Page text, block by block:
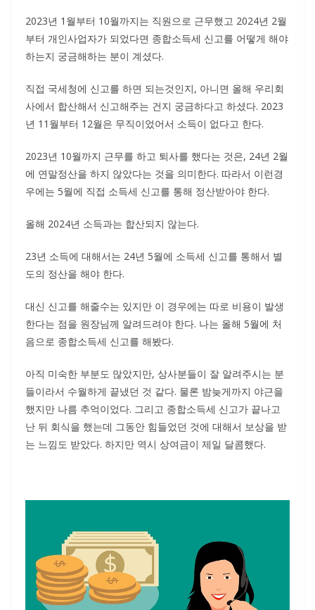
2023년 1월부터 10월까지는 직원으로 근무했고 2024년 2월
부터 개인사업자가 되었다면 종합소득세 신고를 어떻게 해야
하는지 궁금해하는 분이 계셨다.
직접 국세청에 신고를 하면 되는것인지, 아니면 올해 우리회
사에서 합산해서 신고해주는 건지 궁금하다고 하셨다. 2023
년 11월부터 12월은 무직이었어서 소득이 없다고 한다.
2023년 10월까지 근무를 하고 퇴사를 했다는 것은, 24년 2월
에 연말정산을 하지 않았다는 것을 의미한다. 따라서 이런경
우에는 5월에 직접 소득세 신고를 통해 정산받아야 한다.
올해 2024년 소득과는 합산되지 않는다.
23년 소득에 대해서는 24년 5월에 소득세 신고를 통해서 별
도의 정산을 해야 한다.
대신 신고를 해줄수는 있지만 이 경우에는 따로 비용이 발생
한다는 점을 원장님께 알려드려야 한다. 나는 올해 5월에 처
음으로 종합소득세 신고를 해봤다.
아직 미숙한 부분도 많았지만, 상사분들이 잘 알려주시는 분
들이라서 수월하게 끝냈던 것 같다. 물론 밤늦게까지 야근을
했지만 나름 추억이었다. 그리고 종합소득세 신고가 끝나고
난 뒤 회식을 했는데 그동안 힘들었던 것에 대해서 보상을 받
는 느낌도 받았다. 하지만 역시 상여금이 제일 달콤했다.